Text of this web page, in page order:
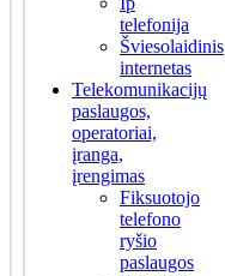
telefonija
Šviesolaidinis
internetas
Telekomunikacijų
paslaugos,
operatoriai,
įranga,
įrengimas
Fiksuotojo
telefono
ryšio
paslaugos